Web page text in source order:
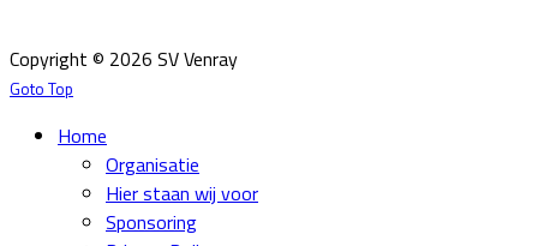
Copyright © 2026 SV Venray
Goto Top
Home
Organisatie
Hier staan wij voor
Sponsoring